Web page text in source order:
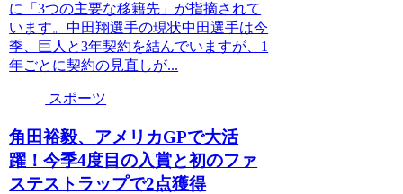
に「3つの主要な移籍先」が指摘されて
います。中田翔選手の現状中田選手は今
季、巨人と3年契約を結んでいますが、1
年ごとに契約の見直しが...
スポーツ
角田裕毅、アメリカGPで大活
躍！今季4度目の入賞と初のファ
ステストラップで2点獲得